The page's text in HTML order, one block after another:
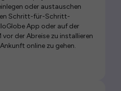
oder austauschen
Schritt-für-Schritt-
App oder auf der
vor der Abreise zu installieren
online zu gehen.